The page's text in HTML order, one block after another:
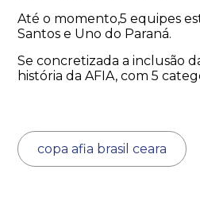
Até o momento,5 equipes
Santos e Uno do Paraná.
Se concretizada a inclusão
história da AFIA, com 5
copa afia brasil ceara